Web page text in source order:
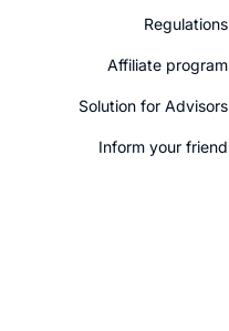
Regulations
Affiliate program
Solution for Advisors
Inform your friend